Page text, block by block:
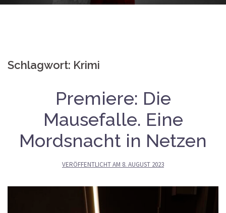
Schlagwort: Krimi
Premiere: Die
Mausefalle. Eine
Mordsnacht in Netzen
VERÖFFENTLICHT AM 8. AUGUST 2023